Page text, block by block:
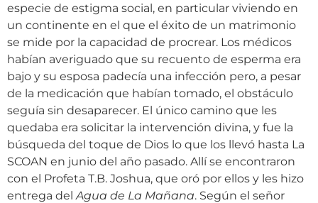
especie de estigma social, en particular viviendo en
un continente en el que el éxito de un matrimonio
se mide por la capacidad de procrear. Los médicos
habían averiguado que su recuento de esperma era
bajo y su esposa padecía una infección pero, a pesar
de la medicación que habían tomado, el obstáculo
seguía sin desaparecer. El único camino que les
quedaba era solicitar la intervención divina, y fue la
búsqueda del toque de Dios lo que los llevó hasta La
SCOAN en junio del año pasado. Allí se encontraron
con el Profeta T.B. Joshua, que oró por ellos y les hizo
entrega del Agua de La Mañana. Según el señor